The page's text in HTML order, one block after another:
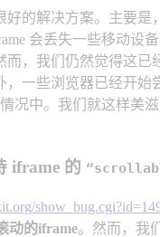
好的解决方案。主要是
会丢失一些移动设
而，我们仍然觉得这已
，一些浏览器已经开始
况中。我们就这样美滋
iframe 的
动的iframe。然而，我